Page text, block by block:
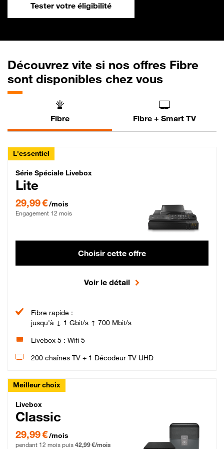
Tester votre éligibilité
Découvrez vite si nos offres Fibre
sont disponibles chez vous
Fibre Fibre + Smart TV
L'essentiel
Série Spéciale Livebox Lite Fibre
Série Spéciale Livebox
Lite
29,99 €/mois
Engagement 12 mois
Choisir cette offre
Voir le détail
Fibre rapide :
jusqu'à ↓ 1 Gbit/s ↑ 700 Mbit/s
Livebox 5 : Wifi 5
200 chaînes TV + 1 Décodeur TV UHD
Meilleur choix
Livebox Classic Fibre
Livebox
Classic
29,99 € par mois pendant 12 mois puis 42,99 € par mois, Engagement 12 mois
29,99 €/mois
pendant 12 mois puis 42,99 €/mois